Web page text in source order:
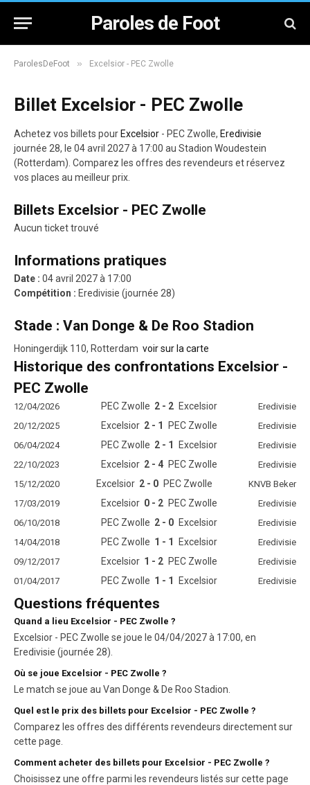
Paroles de Foot
ParolesDeFoot » Excelsior - PEC Zwolle
Billet Excelsior - PEC Zwolle
Achetez vos billets pour Excelsior - PEC Zwolle, Eredivisie
journée 28, le 04 avril 2027 à 17:00 au Stadion Woudestein
(Rotterdam). Comparez les offres des revendeurs et réservez
vos places au meilleur prix.
Billets Excelsior - PEC Zwolle
Aucun ticket trouvé
Informations pratiques
Date : 04 avril 2027 à 17:00
Compétition : Eredivisie (journée 28)
Stade : Van Donge & De Roo Stadion
Honingerdijk 110, Rotterdam voir sur la carte
Historique des confrontations Excelsior -
PEC Zwolle
12/04/2026 PEC Zwolle 2 - 2 Excelsior
Eredivisie
20/12/2025
Excelsior 2 - 1 PEC Zwolle
Eredivisie
06/04/2024
PEC Zwolle 2 - 1 Excelsior
Eredivisie
22/10/2023
Excelsior 2 - 4 PEC Zwolle
Eredivisie
15/12/2020
Excelsior 2 - 0 PEC Zwolle
KNVB Beker
17/03/2019
Excelsior 0 - 2 PEC Zwolle
Eredivisie
06/10/2018
PEC Zwolle 2 - 0 Excelsior
Eredivisie
14/04/2018
PEC Zwolle 1 - 1 Excelsior
Eredivisie
09/12/2017
Excelsior 1 - 2 PEC Zwolle
Eredivisie
01/04/2017
PEC Zwolle 1 - 1 Excelsior Eredivisie
Questions fréquentes
Quand a lieu Excelsior - PEC Zwolle ?
Excelsior - PEC Zwolle se joue le 04/04/2027 à 17:00, en
Eredivisie (journée 28).
Où se joue Excelsior - PEC Zwolle ?
Le match se joue au Van Donge & De Roo Stadion.
Quel est le prix des billets pour Excelsior - PEC Zwolle ?
Comparez les offres des différents revendeurs directement sur
cette page.
Comment acheter des billets pour Excelsior - PEC Zwolle ?
Choisissez une offre parmi les revendeurs listés sur cette page